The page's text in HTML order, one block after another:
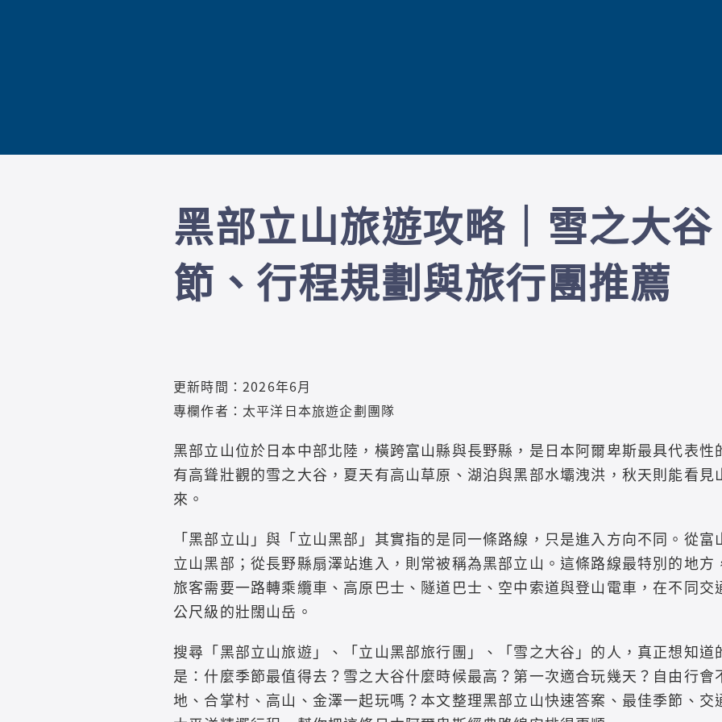
黑部立山旅遊攻略｜雪之大
節、行程規劃與旅行團推薦
更新時間：2026年6月
專欄作者：太平洋日本旅遊企劃團隊
黑部立山位於日本中部北陸，橫跨富山縣與長野縣，是日本阿爾卑斯最具代表
有高聳壯觀的雪之大谷，夏天有高山草原、湖泊與黑部水壩洩洪，秋天則能看
來。
「黑部立山」與「立山黑部」其實指的是同一條路線，只是進入方向不同。從
立山黑部；從長野縣扇澤站進入，則常被稱為黑部立山。這條路線最特別的地
旅客需要一路轉乘纜車、高原巴士、隧道巴士、空中索道與登山電車，在不同
公尺級的壯闊山岳。
搜尋「黑部立山旅遊」、「立山黑部旅行團」、「雪之大谷」的人，真正想知
是：什麼季節最值得去？雪之大谷什麼時候最高？第一次適合玩幾天？自由行
地、合掌村、高山、金澤一起玩嗎？本文整理黑部立山快速答案、最佳季節、